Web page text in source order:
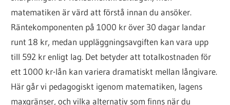
matematiken är värd att förstå innan du ansöker.
Räntekomponenten på 1000 kr över 30 dagar landar
runt 18 kr, medan uppläggningsavgiften kan vara upp
till 592 kr enligt lag. Det betyder att totalkostnaden för
ett 1000 kr-lån kan variera dramatiskt mellan långivare.
Här går vi pedagogiskt igenom matematiken, lagens
maxgränser, och vilka alternativ som finns när du